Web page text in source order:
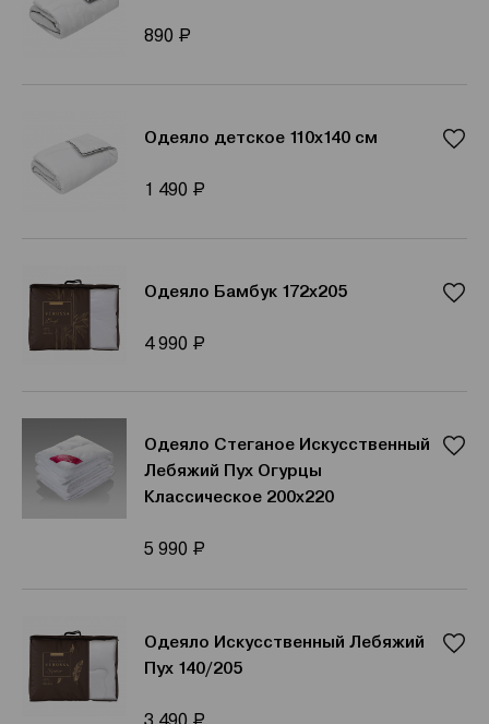
890 Р
Одеяло детское 110x140 см
1 490 Р
Одеяло Бамбук 172х205
4 990 Р
Одеяло Стеганое Искусственный
Лебяжий Пух Огурцы
Классическое 200х220
5 990 Р
Одеяло Искусственный Лебяжий
Пух 140/205